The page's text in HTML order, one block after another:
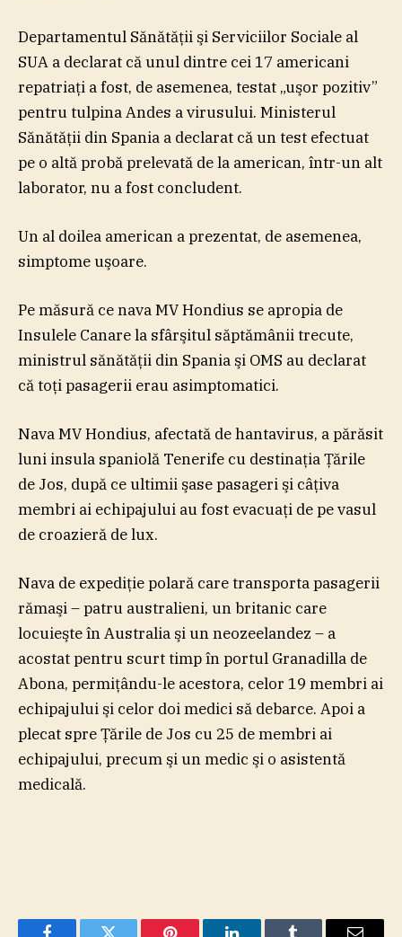
Departamentul Sănătăţii şi Serviciilor Sociale al
SUA a declarat că unul dintre cei 17 americani
repatriaţi a fost, de asemenea, testat „uşor pozitiv”
pentru tulpina Andes a virusului. Ministerul
Sănătăţii din Spania a declarat că un test efectuat
pe o altă probă prelevată de la american, într-un alt
laborator, nu a fost concludent.
Un al doilea american a prezentat, de asemenea,
simptome uşoare.
Pe măsură ce nava MV Hondius se apropia de
Insulele Canare la sfârşitul săptămânii trecute,
ministrul sănătăţii din Spania şi OMS au declarat
că toţi pasagerii erau asimptomatici.
Nava MV Hondius, afectată de hantavirus, a părăsit
luni insula spaniolă Tenerife cu destinaţia Ţările
de Jos, după ce ultimii şase pasageri şi câţiva
membri ai echipajului au fost evacuaţi de pe vasul
de croazieră de lux.
Nava de expediţie polară care transporta pasagerii
rămaşi – patru australieni, un britanic care
locuieşte în Australia şi un neozeelandez – a
acostat pentru scurt timp în portul Granadilla de
Abona, permiţându-le acestora, celor 19 membri ai
echipajului şi celor doi medici să debarce. Apoi a
plecat spre Ţările de Jos cu 25 de membri ai
echipajului, precum şi un medic şi o asistentă
medicală.